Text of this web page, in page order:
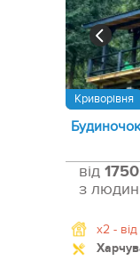
Криворівня
від
з
x2 - від